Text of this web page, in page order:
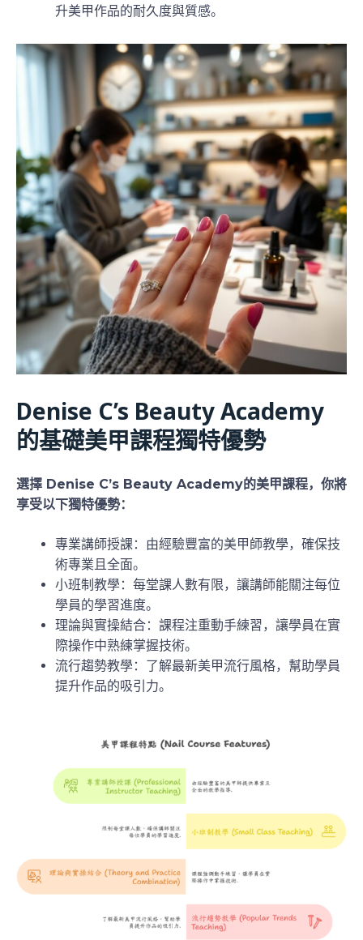
升美甲作品的耐久度與質感。
Denise C’s Beauty Academy
的基礎美甲課程獨特優勢
選擇 Denise C’s Beauty Academy的美甲課程，你將
享受以下獨特優勢：
專業講師授課：由經驗豐富的美甲師教學，確保技
術專業且全面。
小班制教學：每堂課人數有限，讓講師能關注每位
學員的學習進度。
理論與實操結合：課程注重動手練習，讓學員在實
際操作中熟練掌握技術。
流行趨勢教學：了解最新美甲流行風格，幫助學員
提升作品的吸引力。